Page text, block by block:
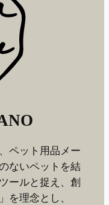
ペット用品メー
ないペットを結
ールと捉え、創
を理念とし、